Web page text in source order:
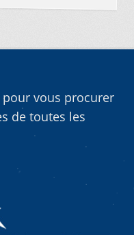
pour vous procurer
de toutes les